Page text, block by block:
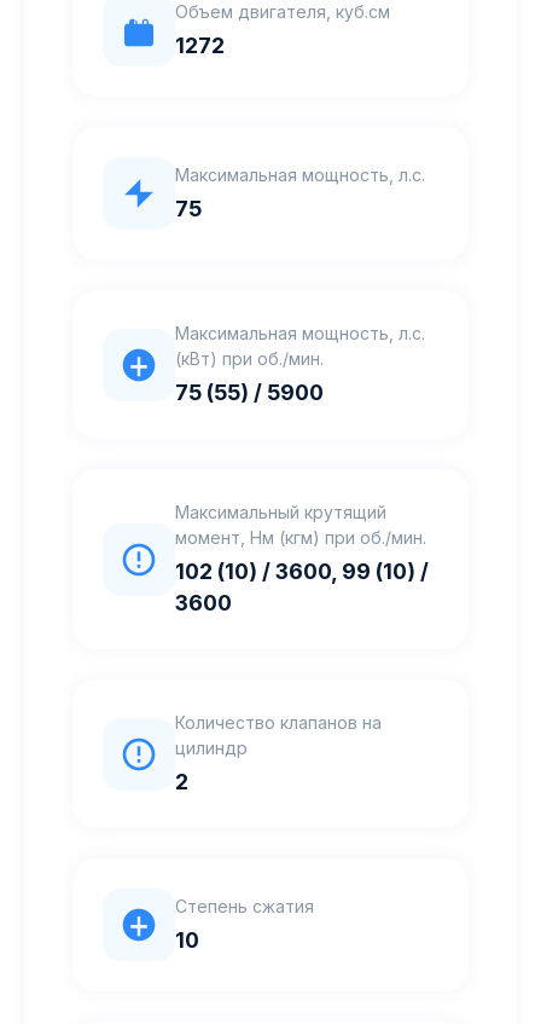
Объем двигателя, куб.см
1272
Максимальная мощность, л.с.
75
Максимальная мощность, л.с.
(кВт) при об./мин.
75 (55) / 5900
Максимальный крутящий
момент, Нм (кгм) при об./мин.
102 (10) / 3600, 99 (10) /
3600
Количество клапанов на
цилиндр
2
Степень сжатия
10